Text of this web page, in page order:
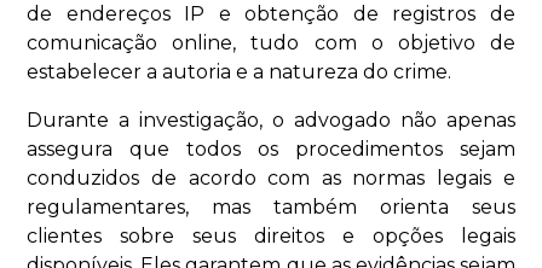
de endereços IP e obtenção de registros de
comunicação online, tudo com o objetivo de
estabelecer a autoria e a natureza do crime.
Durante a investigação, o advogado não apenas
assegura que todos os procedimentos sejam
conduzidos de acordo com as normas legais e
regulamentares, mas também orienta seus
clientes sobre seus direitos e opções legais